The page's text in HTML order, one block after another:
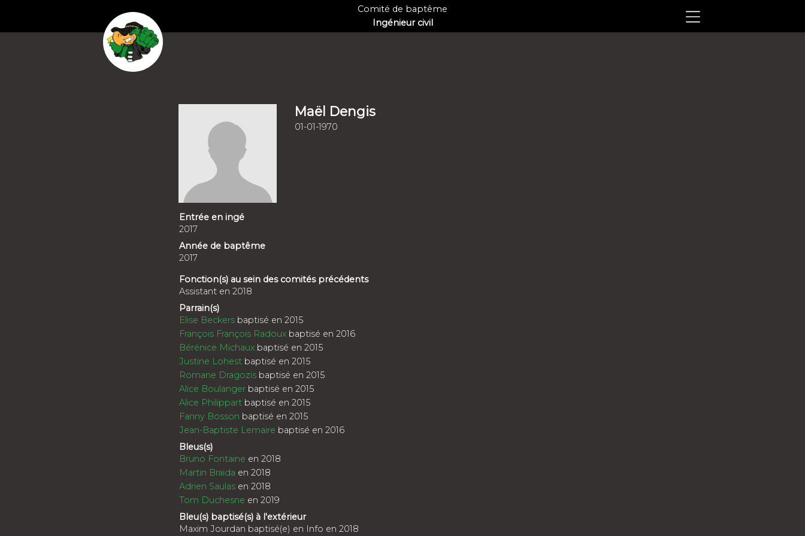
Comité de baptême
Ingénieur civil
Maël Dengis
01-01-1970
Entrée en ingé
2017
Année de baptême
2017
Fonction(s) au sein des comités précédents
Assistant en 2018
Parrain(s)
Elise Beckersbaptisé en 2015
François François Radouxbaptisé en 2016
Bérénice Michauxbaptisé en 2015
Justine Lohestbaptisé en 2015
Romane Dragozisbaptisé en 2015
Alice Boulangerbaptisé en 2015
Alice Philippartbaptisé en 2015
Fanny Bosson baptisé en 2015
Jean-Baptiste Lemaire baptisé en 2016
Bleus(s)
Bruno Fontaine en 2018
Martin Braida en 2018
Adrien Saulasen 2018
Tom Duchesne en 2019
Bleu(s) baptisé(s) à l'extérieur
Maxim Jourdan baptisé(e) en Info en 2018